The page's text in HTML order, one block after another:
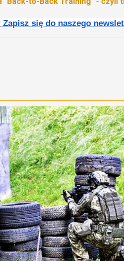
się do naszego